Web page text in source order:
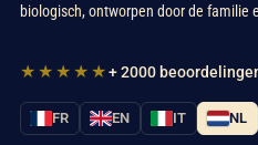
biologisch, ontworpen door de familie
★★★★★+ 2000
FR EN IT NL